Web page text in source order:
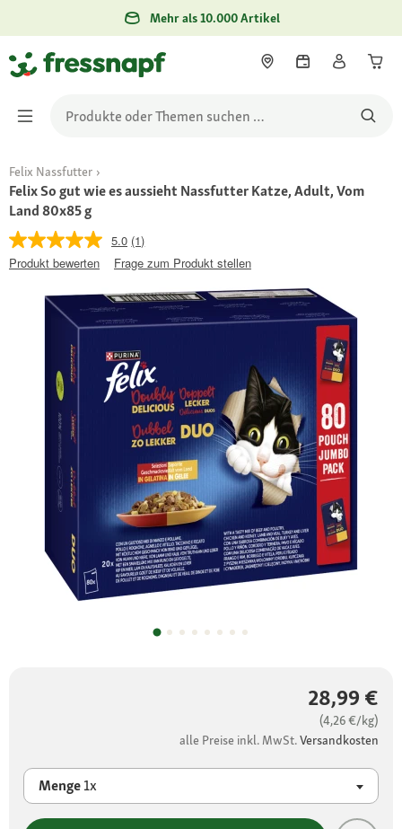
Mehr als 10.000 Artikel
Felix Nassfutter
Felix So gut wie es aussieht Nassfutter Katze, Adult, Vom
Land 80x85 g
5.0 (1)
Produkt bewerten
Frage zum Produkt stellen
28,99 €
(4,26 €/kg)
alle Preise inkl. MwSt.Versandkosten
Menge1x